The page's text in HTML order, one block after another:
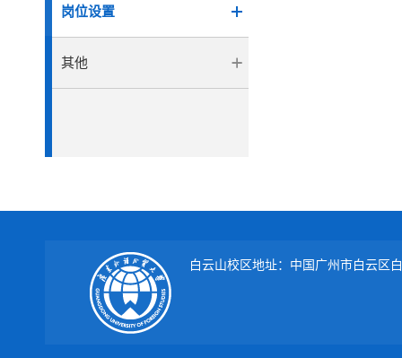
岗位设置
其他
白云山校区地址：中国广州市白云区